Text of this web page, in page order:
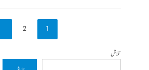
1
2
تلاش